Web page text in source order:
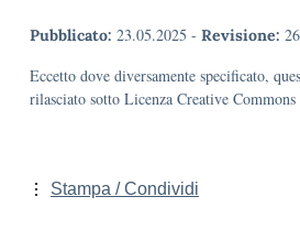
Pubblicato: 23.05.2025 - Revisione:
Eccetto dove diversamente specificato,
rilasciato sotto Licenza Creative
Stampa / Condividi